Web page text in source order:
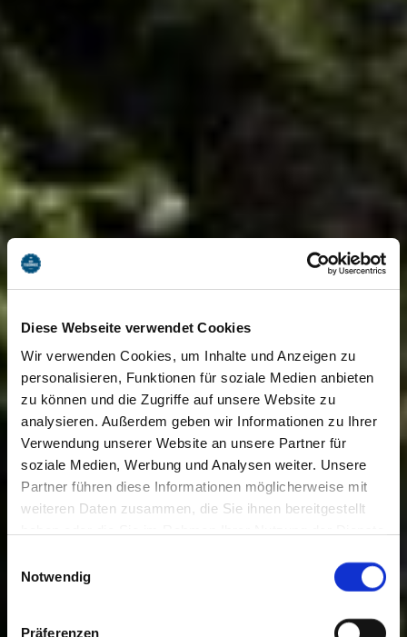
Diese Webseite verwendet Cookies
Wir verwenden Cookies, um Inhalte und Anzeigen zu
personalisieren, Funktionen für soziale Medien anbieten
zu können und die Zugriffe auf unsere Website zu
analysieren. Außerdem geben wir Informationen zu Ihrer
Verwendung unserer Website an unsere Partner für
soziale Medien, Werbung und Analysen weiter. Unsere
Partner führen diese Informationen möglicherweise mit
weiteren Daten zusammen, die Sie ihnen bereitgestellt
Cookies, wenn Sie unsere Webseite weiterhin nutzen.
Notwendig
Präferenzen